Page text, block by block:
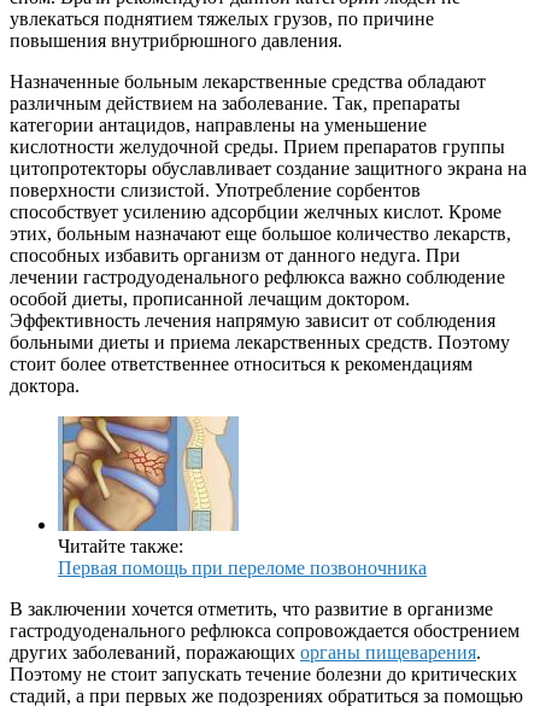
увлекаться поднятием тяжелых грузов, по причине
повышения внутрибрюшного давления.
Назначенные больным лекарственные средства обладают
различным действием на заболевание. Так, препараты
категории антацидов, направлены на уменьшение
кислотности желудочной среды. Прием препаратов группы
цитопротекторы обуславливает создание защитного экрана на
поверхности слизистой. Употребление сорбентов
способствует усилению адсорбции желчных кислот. Кроме
этих, больным назначают еще большое количество лекарств,
способных избавить организм от данного недуга. При
лечении гастродуоденального рефлюкса важно соблюдение
особой диеты, прописанной лечащим доктором.
Эффективность лечения напрямую зависит от соблюдения
больными диеты и приема лекарственных средств. Поэтому
стоит более ответственнее относиться к рекомендациям
доктора.
Читайте также:
Первая помощь при переломе позвоночника
В заключении хочется отметить, что развитие в организме
гастродуоденального рефлюкса сопровождается обострением
других заболеваний, поражающих органы пищеварения.
Поэтому не стоит запускать течение болезни до критических
стадий, а при первых же подозрениях обратиться за помощью